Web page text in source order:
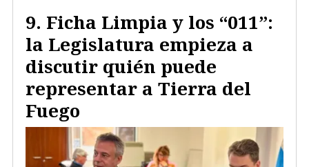
Ficha Limpia y los “011”:
la Legislatura empieza a
discutir quién puede
representar a Tierra del
Fuego